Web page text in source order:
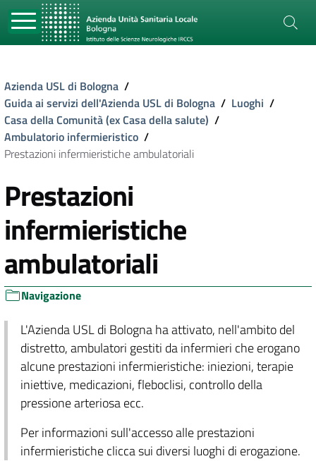
Azienda USL di Bologna /
Guida ai servizi dell'Azienda USL di Bologna / Luoghi /
Casa della Comunità (ex Casa della salute) /
Ambulatorio infermieristico /
Prestazioni infermieristiche ambulatoriali
Prestazioni
infermieristiche
ambulatoriali
Navigazione
L'Azienda USL di Bologna ha attivato, nell'ambito del
distretto, ambulatori gestiti da infermieri che erogano
alcune prestazioni infermieristiche: iniezioni, terapie
iniettive, medicazioni, fleboclisi, controllo della
pressione arteriosa ecc.
Per informazioni sull'accesso alle prestazioni
infermieristiche clicca sui diversi luoghi di erogazione.